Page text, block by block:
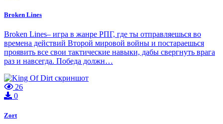
Broken Lines
Broken Lines– игра в жанре РПГ, где ты отправляешься во
времена действий Второй мировой войны и постараешься
проявить все свои тактические навыки, дабы свергнуть врага
раз и навсегда. Победа должн…
26
0
Zort